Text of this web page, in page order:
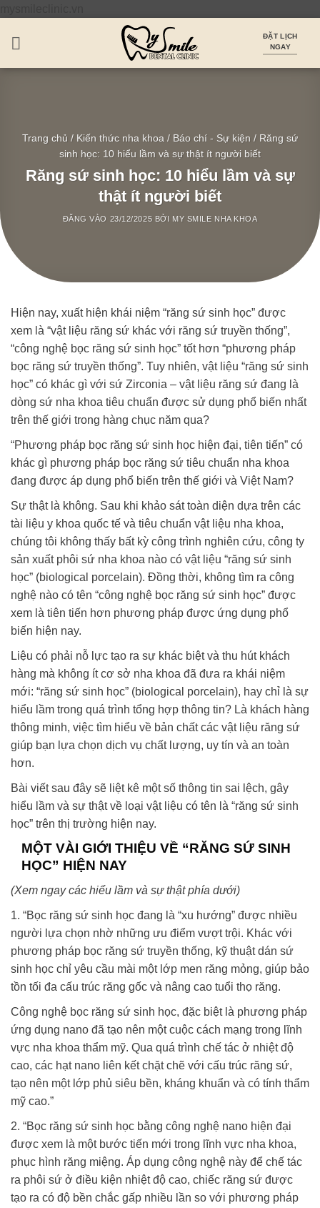
ĐẶT LỊCH
NGAY
Trang chủ / Kiến thức nha khoa / Báo chí - Sự kiện / Răng sứ
sinh học: 10 hiểu lầm và sự thật ít người biết
Răng sứ sinh học: 10 hiểu lầm và sự
thật ít người biết
ĐĂNG VÀO 23/12/2025 BỞI MY SMILE NHA KHOA
Hiện nay, xuất hiện khái niệm “răng sứ sinh học” được
xem là “vật liệu răng sứ khác với răng sứ truyền thống”,
“công nghệ bọc răng sứ sinh học” tốt hơn “phương pháp
bọc răng sứ truyền thống”. Tuy nhiên, vật liệu “răng sứ sinh
học” có khác gì với sứ Zirconia – vật liệu răng sứ đang là
dòng sứ nha khoa tiêu chuẩn được sử dụng phổ biến nhất
trên thế giới trong hàng chục năm qua?
“Phương pháp bọc răng sứ sinh học hiện đại, tiên tiến” có
khác gì phương pháp bọc răng sứ tiêu chuẩn nha khoa
đang được áp dụng phổ biến trên thế giới và Việt Nam?
Sự thật là không. Sau khi khảo sát toàn diện dựa trên các
tài liệu y khoa quốc tế và tiêu chuẩn vật liệu nha khoa,
chúng tôi không thấy bất kỳ công trình nghiên cứu, công ty
sản xuất phôi sứ nha khoa nào có vật liệu “răng sứ sinh
học” (biological porcelain). Đồng thời, không tìm ra công
nghệ nào có tên “công nghệ bọc răng sứ sinh học” được
xem là tiên tiến hơn phương pháp được ứng dụng phổ
biến hiện nay.
Liệu có phải nỗ lực tạo ra sự khác biệt và thu hút khách
hàng mà không ít cơ sở nha khoa đã đưa ra khái niệm
mới: “răng sứ sinh học” (biological porcelain), hay chỉ là sự
hiểu lầm trong quá trình tổng hợp thông tin? Là khách hàng
thông minh, việc tìm hiểu về bản chất các vật liệu răng sứ
giúp bạn lựa chọn dịch vụ chất lượng, uy tín và an toàn
hơn.
Bài viết sau đây sẽ liệt kê một số thông tin sai lệch, gây
hiểu lầm và sự thật về loại vật liệu có tên là “răng sứ sinh
học” trên thị trường hiện nay.
MỘT VÀI GIỚI THIỆU VỀ “RĂNG SỨ SINH
HỌC” HIỆN NAY
(Xem ngay các hiểu lầm và sự thật phía dưới)
1. “Bọc răng sứ sinh học đang là “xu hướng” được nhiều
người lựa chọn nhờ những ưu điểm vượt trội. Khác với
phương pháp bọc răng sứ truyền thống, kỹ thuật dán sứ
sinh học chỉ yêu cầu mài một lớp men răng mỏng, giúp bảo
tồn tối đa cấu trúc răng gốc và nâng cao tuổi thọ răng.
Công nghệ bọc răng sứ sinh học, đặc biệt là phương pháp
ứng dụng nano đã tạo nên một cuộc cách mạng trong lĩnh
vực nha khoa thẩm mỹ. Qua quá trình chế tác ở nhiệt độ
cao, các hạt nano liên kết chặt chẽ với cấu trúc răng sứ,
tạo nên một lớp phủ siêu bền, kháng khuẩn và có tính thẩm
mỹ cao.”
2. “Bọc răng sứ sinh học bằng công nghệ nano hiện đại
được xem là một bước tiến mới trong lĩnh vực nha khoa,
phục hình răng miệng. Áp dụng công nghệ này để chế tác
ra phôi sứ ở điều kiện nhiệt độ cao, chiếc răng sứ được
tạo ra có độ bền chắc gấp nhiều lần so với phương pháp